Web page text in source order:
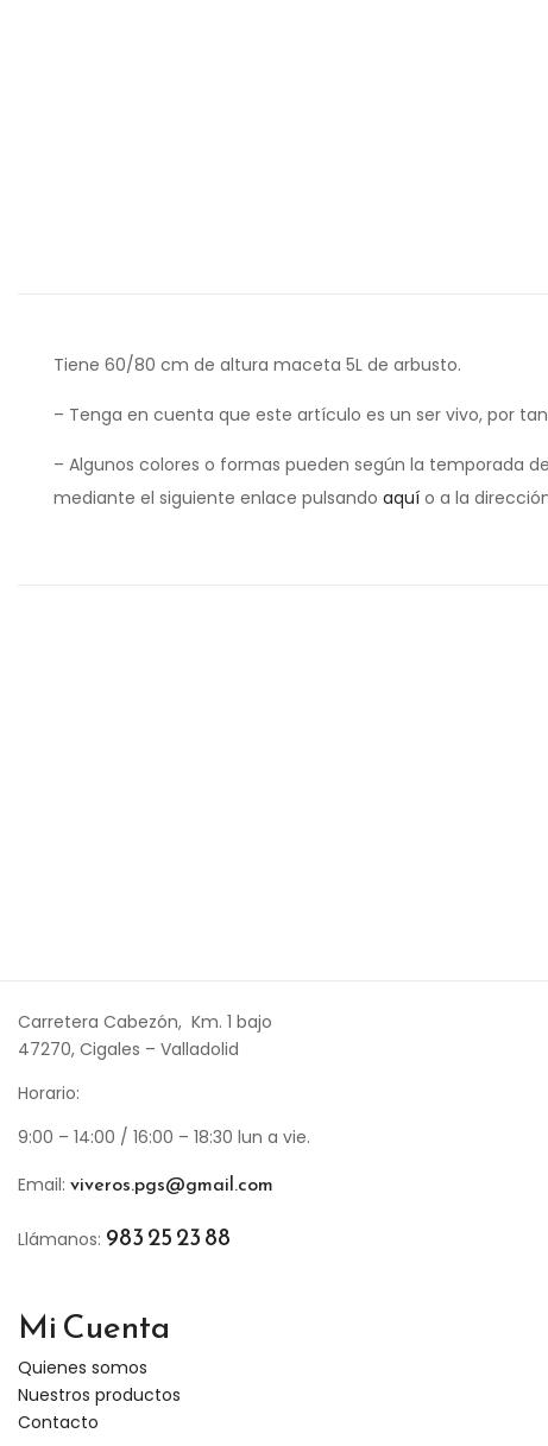
Tiene 60/80 cm de altura maceta 5L de arbusto.
– Tenga en cuenta que este artículo es un ser vivo, por
– Algunos colores o formas pueden según la temporada
mediante el siguiente enlace pulsando aquí o a la
Carretera Cabezón, Km. 1 bajo
47270, Cigales – Valladolid
Horario:
9:00 – 14:00 / 16:00 – 18:30 lun a vie.
Email: viveros.pgs@gmail.com
Llámanos: 983 25 23 88
Mi Cuenta
Quienes somos
Nuestros productos
Contacto